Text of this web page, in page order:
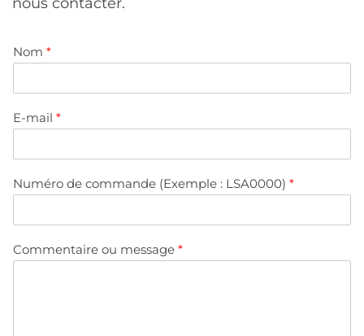
Nom *
E-mail *
Numéro de commande (Exemple : LSA0000) *
Commentaire ou message *